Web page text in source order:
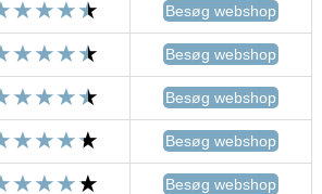
Besøg webshop
Besøg webshop
Besøg webshop
Besøg webshop
Besøg webshop